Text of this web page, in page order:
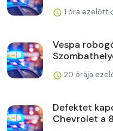
1 óra ezelőtt
Vespa
20 órája
Defektet
Chevrolet a